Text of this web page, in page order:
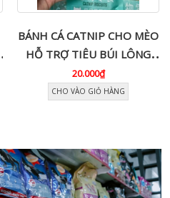
BÁNH CÁ CATNIP CHO MÈO
HỖ TRỢ TIÊU BÚI LÔNG
THƠM MIỆNG - GÓI 40G
20.000₫
CHO VÀO GIỎ HÀNG